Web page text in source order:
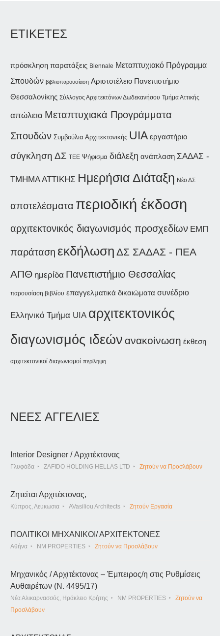
ΕΤΙΚΕΤΕΣ
πρόσκληση παρατάξεις Biennale Μεταπτυχιακό Πρόγραμμα
Σπουδών βιβλιοπαρουσίαση Αριστοτέλειο Πανεπιστήμιο
Θεσσαλονίκης Σύλλογος Αρχιτεκτόνων Δωδεκανήσου Τμήμα Αττικής
απώλεια Μεταπτυχιακά Προγράμματα
Σπουδών Συμβούλια Αρχιτεκτονικής UIA εργαστήριο
σύγκληση ΔΣ ΤΕΕ Ψήφισμα διάλεξη ανάπλαση ΣΑΔΑΣ -
ΤΜΗΜΑ ΑΤΤΙΚΗΣ Ημερήσια Διάταξη Νέο ΔΣ
αποτελέσματα περιοδική έκδοση
αρχιτεκτονικός διαγωνισμός προσχεδίων ΕΜΠ
παράταση εκδήλωση ΔΣ ΣΑΔΑΣ - ΠΕΑ
ΑΠΘ ημερίδα Πανεπιστήμιο Θεσσαλίας
παρουσίαση βιβλίου επαγγελματικά δικαιώματα συνέδριο
Ελληνικό Τμήμα UIA αρχιτεκτονικός
διαγωνισμός ιδεών ανακοίνωση έκθεση
αρχιτεκτονικοί διαγωνισμοί περίληψη
ΝΕΕΣ ΑΓΓΕΛΙΕΣ
Interior Designer / Αρχιτέκτονας
Γλυφάδα ZAFIDO HOLDING HELLAS LTD Ζητούν να Προσλάβουν
Ζητείται Αρχιτέκτονας,
Κύπρος, Λευκωσια AVasiliou Architects Ζητούν Εργασία
ΠΟΛΙΤΙΚΟΙ ΜΗΧΑΝΙΚΟΙ/ ΑΡΧΙΤΕΚΤΟΝΕΣ
Αθήνα NM PROPERTIES Ζητούν να Προσλάβουν
Μηχανικός / Αρχιτέκτονας – Έμπειρος/η στις Ρυθμίσεις
Αυθαιρέτων (Ν. 4495/17)
Νέα Αλικαρνασσός, Ηράκλειο Κρήτης NM PROPERTIES
Ζητούν να
Προσλάβουν